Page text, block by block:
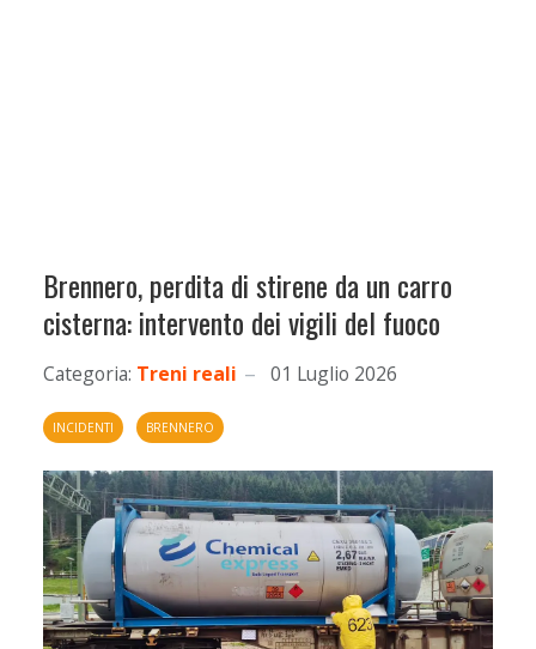
Brennero, perdita di stirene da un carro
cisterna: intervento dei vigili del fuoco
Categoria: Treni reali 01 Luglio 2026
INCIDENTI BRENNERO